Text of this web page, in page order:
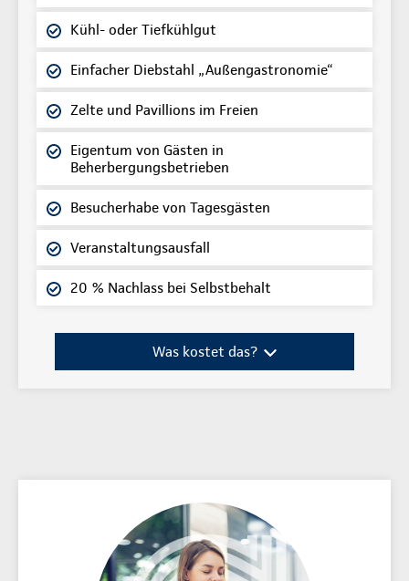
Kühl- oder Tiefkühlgut
Einfacher Diebstahl „Außengastronomie“
Zelte und Pavillions im Freien
Eigentum von Gästen in
Beherbergungsbetrieben
Besucherhabe von Tagesgästen
Veranstaltungsausfall
20 % Nachlass bei Selbstbehalt
Was kostet das?